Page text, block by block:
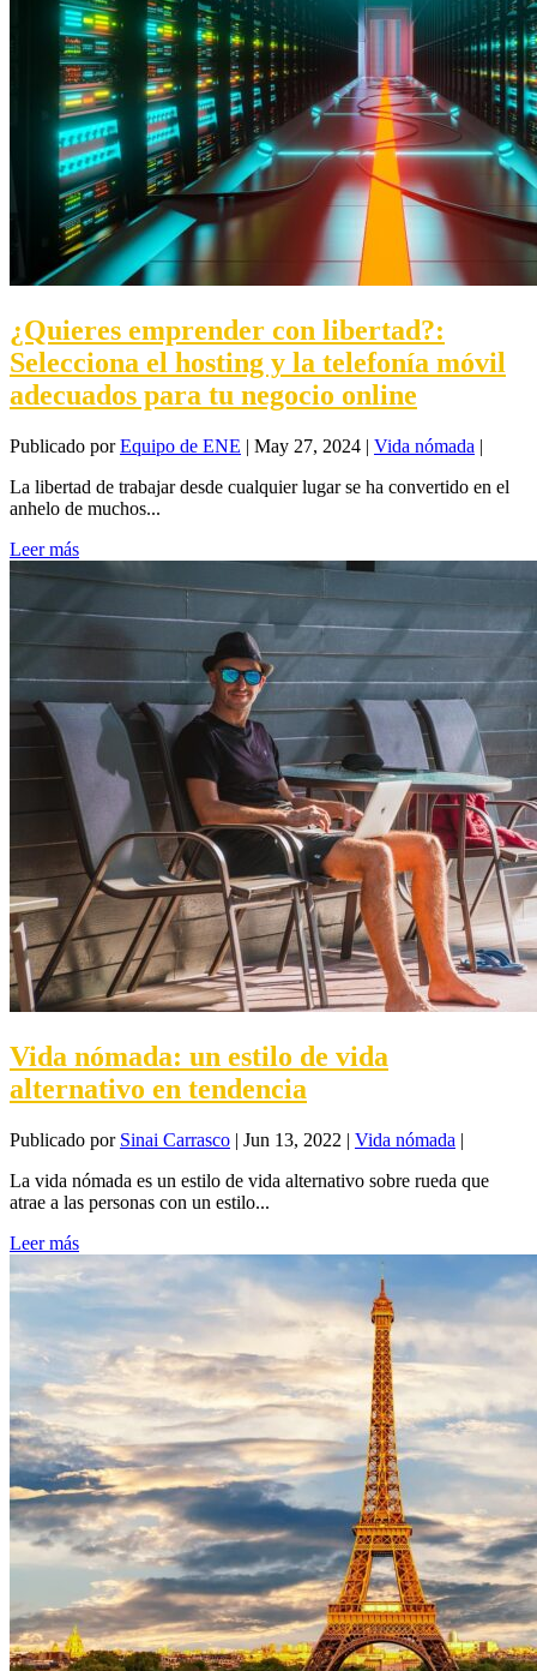
¿Quieres emprender con libertad?:
Selecciona el hosting y la telefonía móvil
adecuados para tu negocio online
Publicado porEquipo de ENE | May 27, 2024 | Vida nómada |
La libertad de trabajar desde cualquier lugar se ha convertido en el
anhelo de muchos...
Leer más
Vida nómada: un estilo de vida
alternativo en tendencia
Publicado por Sinai Carrasco | Jun 13, 2022 | Vida nómada |
La vida nómada es un estilo de vida alternativo sobre rueda que
atrae a las personas con un estilo...
Leer más